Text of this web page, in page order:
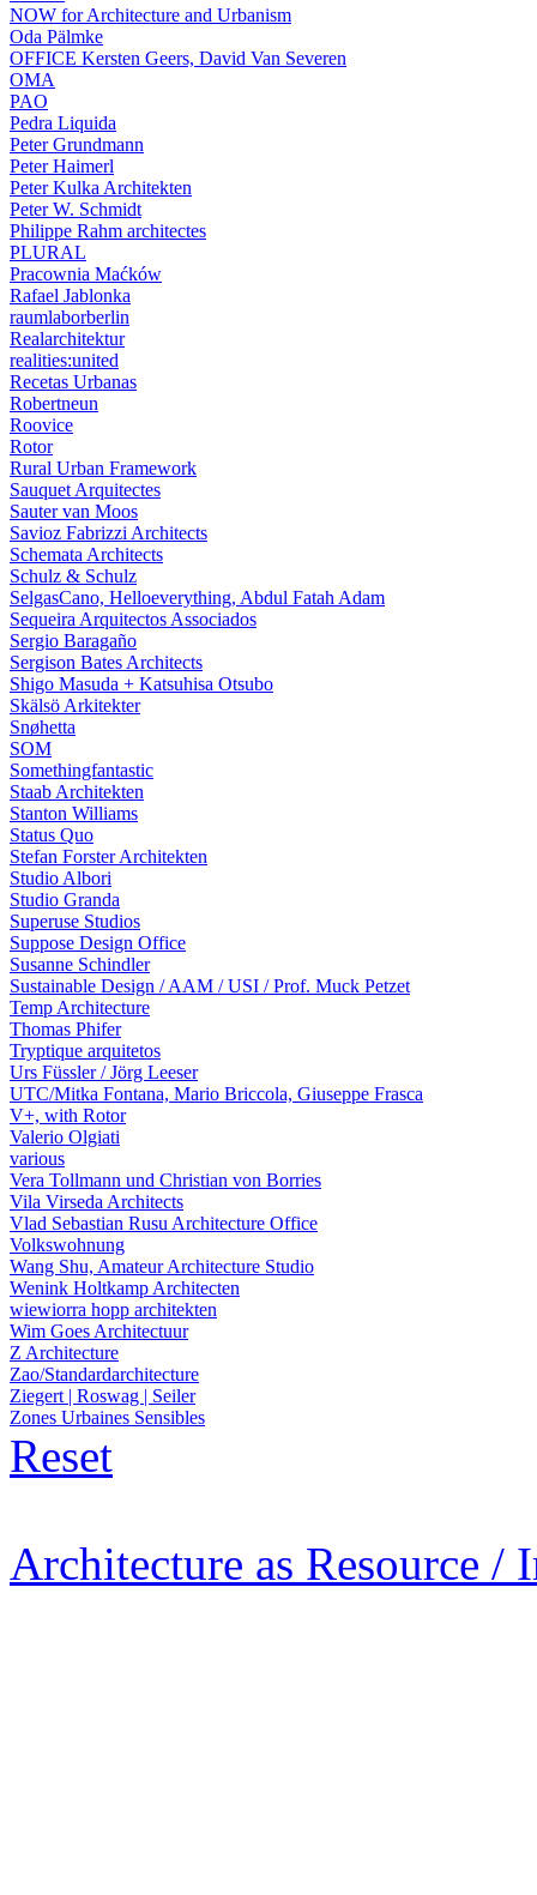
NOW for Architecture and Urbanism
Oda Pälmke
OFFICE Kersten Geers, David Van Severen
OMA
PAO
Pedra Liquida
Peter Grundmann
Peter Haimerl
Peter Kulka Architekten
Peter W. Schmidt
Philippe Rahm architectes
PLURAL
Pracownia Maćków
Rafael Jablonka
raumlaborberlin
Realarchitektur
realities:united
Recetas Urbanas
Robertneun
Roovice
Rotor
Rural Urban Framework
Sauquet Arquitectes
Sauter van Moos
Savioz Fabrizzi Architects
Schemata Architects
Schulz & Schulz
SelgasCano, Helloeverything, Abdul Fatah Adam
Sequeira Arquitectos Associados
Sergio Baragaño
Sergison Bates Architects
Shigo Masuda + Katsuhisa Otsubo
Skälsö Arkitekter
Snøhetta
SOM
Somethingfantastic
Staab Architekten
Stanton Williams
Status Quo
Stefan Forster Architekten
Studio Albori
Studio Granda
Superuse Studios
Suppose Design Office
Susanne Schindler
Sustainable Design / AAM / USI / Prof. Muck Petzet
Temp Architecture
Thomas Phifer
Tryptique arquitetos
Urs Füssler / Jörg Leeser
UTC/Mitka Fontana, Mario Briccola, Giuseppe Frasca
V+, with Rotor
Valerio Olgiati
various
Vera Tollmann und Christian von Borries
Vila Virseda Architects
Vlad Sebastian Rusu Architecture Office
Volkswohnung
Wang Shu, Amateur Architecture Studio
Wenink Holtkamp Architecten
wiewiorra hopp architekten
Wim Goes Architectuur
Z Architecture
Zao/Standardarchitecture
Ziegert | Roswag | Seiler
Zones Urbaines Sensibles
Reset
Architecture as Resource /